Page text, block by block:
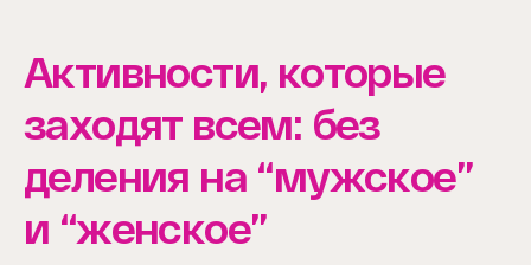
Активности, которые
заходят всем: без
деления на “мужское”
и “женское”